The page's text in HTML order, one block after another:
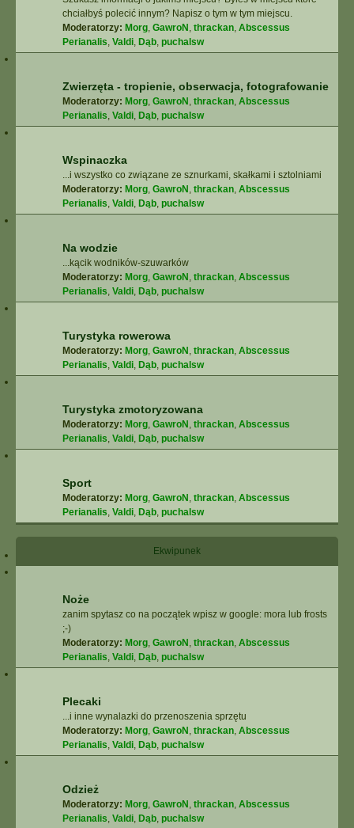
chciałbyś polecić innym? Napisz o tym w tym miejscu.
Moderatorzy: Morg, GawroN , thrackan, Abscessus
Perianalis, Valdi, Dąb, puchalsw
Zwierzęta - tropienie, obserwacja, fotografowanie
Moderatorzy: Morg, GawroN , thrackan, Abscessus
Perianalis, Valdi, Dąb, puchalsw
Wspinaczka
...i wszystko co związane ze sznurkami, skałkami i sztolniami
Moderatorzy: Morg, GawroN , thrackan, Abscessus
Perianalis, Valdi, Dąb, puchalsw
Na wodzie
...kącik wodników-szuwarków
Moderatorzy: Morg, GawroN , thrackan, Abscessus
Perianalis, Valdi, Dąb, puchalsw
Turystyka rowerowa
Moderatorzy: Morg, GawroN , thrackan, Abscessus
Perianalis, Valdi, Dąb, puchalsw
Turystyka zmotoryzowana
Moderatorzy: Morg, GawroN , thrackan, Abscessus
Perianalis, Valdi, Dąb, puchalsw
Sport
Moderatorzy: Morg, GawroN , thrackan, Abscessus
Perianalis, Valdi, Dąb, puchalsw
Ekwipunek
Noże
zanim spytasz co na początek wpisz w google: mora lub frosts
;-)
Moderatorzy: Morg, GawroN , thrackan, Abscessus
Perianalis, Valdi, Dąb, puchalsw
Plecaki
...i inne wynalazki do przenoszenia sprzętu
Moderatorzy: Morg, GawroN , thrackan, Abscessus
Perianalis, Valdi, Dąb, puchalsw
Odzież
Moderatorzy: Morg, GawroN , thrackan, Abscessus
Perianalis, Valdi, Dąb, puchalsw